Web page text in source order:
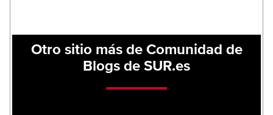
Otro sitio más de Comunidad de
Blogs de SUR.es